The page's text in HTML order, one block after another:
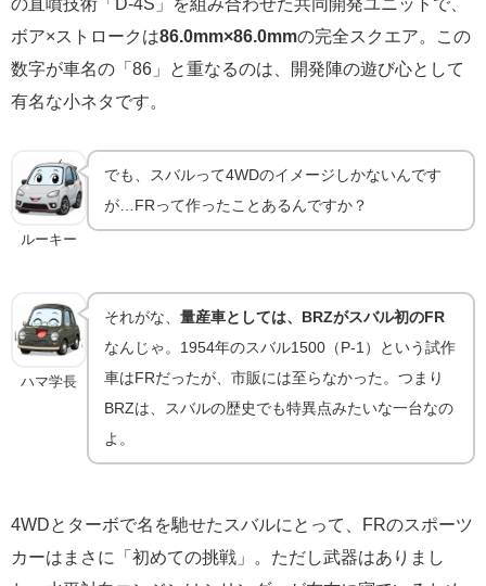
の直噴技術「D-4S」を組み合わせた共同開発ユニットで、
ボア×ストロークは86.0mm×86.0mmの完全スクエア。この
数字が車名の「86」と重なるのは、開発陣の遊び心として
有名な小ネタです。
ルーキー
でも、スバルって4WDのイメージしかないんです
が…FRって作ったことあるんですか？
ハマ学長
それがな、量産車としては、BRZがスバル初のFR
なんじゃ。1954年のスバル1500（P-1）という試作
車はFRだったが、市販には至らなかった。つまり
BRZは、スバルの歴史でも特異点みたいな一台なの
よ。
4WDとターボで名を馳せたスバルにとって、FRのスポーツ
カーはまさに「初めての挑戦」。ただし武器はありまし